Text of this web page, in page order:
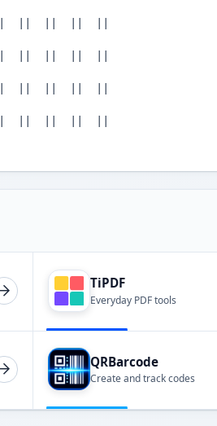
TiPDF
Everyday PDF tools
QRBarcode
Create and track codes